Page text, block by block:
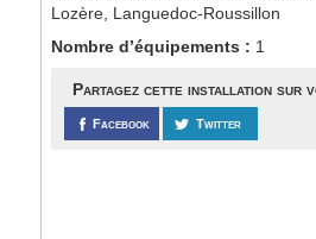
Lozère, Languedoc-Roussillon
Nombre d’équipements : 1
Partagez cette installation sur
Facebook Twitter